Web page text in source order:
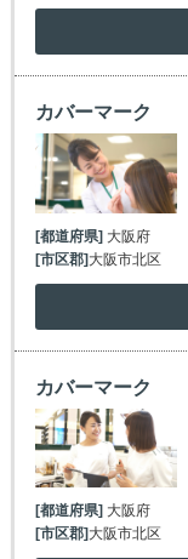
カバーマーク
[都道府県]大阪府
[市区郡]大阪市北区
カバーマーク
[都道府県] 大阪府
[市区郡] 大阪市北区